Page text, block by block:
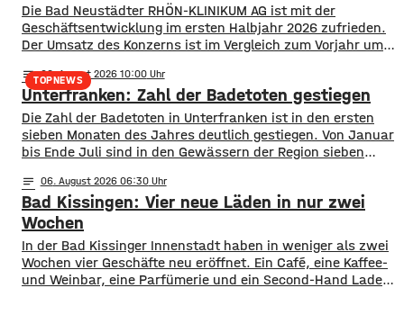
Die Bad Neustädter RHÖN-KLINIKUM AG ist mit der
Geschäftsentwicklung im ersten Halbjahr 2026 zufrieden.
Der Umsatz des Konzerns ist im Vergleich zum Vorjahr um
Von Januar bis Juni wurden fast 514.000 Patientinnen und
Patienten ambulant und stationär behandelt, 9 % mehr als
im Vorjahr. Für das
TOPNEWS
notes 06. August 2026 10:00
Unterfranken: Zahl der Badetoten gestiegen
Die Zahl der Badetoten in Unterfranken ist in den ersten
sieben Monaten des Jahres deutlich gestiegen. Von Januar
bis Ende Juli sind in den Gewässern der Region sieben
waren es drei. Diese Zahlen teilte die DLRG mit. Auch
bayernweit ist die Zahl der Badetoten gestiegen. Während
im Freistaat die
notes 06. August 2026 06:30
Bad Kissingen: Vier neue Läden in nur zwei
Wochen
In der Bad Kissinger Innenstadt haben in weniger als zwei
Wochen vier Geschäfte neu eröffnet. Ein Café, eine Kaffee-
und Weinbar, eine Parfümerie und ein Second-Hand Laden